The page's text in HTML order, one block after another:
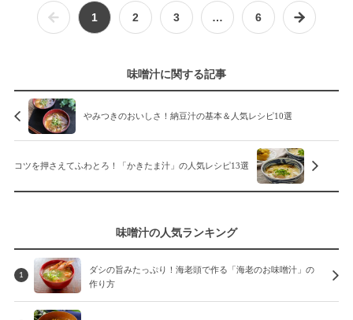
1 2 3 … 6
味噌汁に関する記事
やみつきのおいしさ！納豆汁の基本＆人気レシピ10選
コツを押さえてふわとろ！「かきたま汁」の人気レシピ13選
味噌汁の人気ランキング
1
ダシの旨みたっぷり！海老頭で作る「海老のお味噌汁」の
作り方